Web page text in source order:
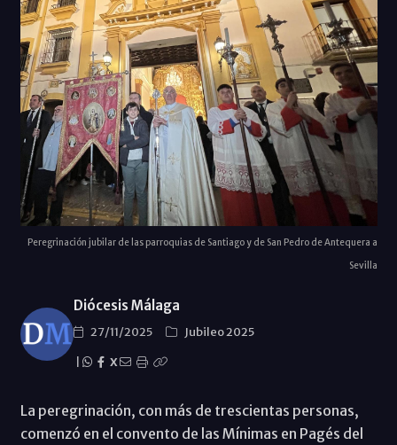
Peregrinación jubilar de las parroquias de Santiago y de San Pedro de Antequera a
Sevilla
Diócesis Málaga
27/11/2025
Jubileo 2025
X
La peregrinación, con más de trescientas personas,
comenzó en el convento de las Mínimas en Pagés del